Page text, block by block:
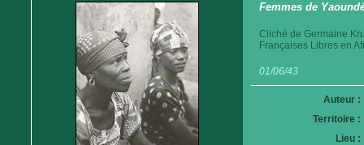
Femmes de
Cliché de Germaine
Françaises Libres en
01/06/43
Auteur :
Territoire :
Lieu :